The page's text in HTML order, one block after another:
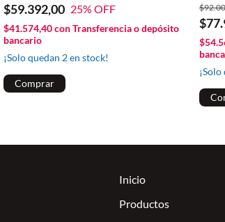
$59.392,00 25% OFF
$41.574,40conTransferencia o depósito
bancario
¡Solo quedan 2en stock!
¡Solo
Inicio
Productos